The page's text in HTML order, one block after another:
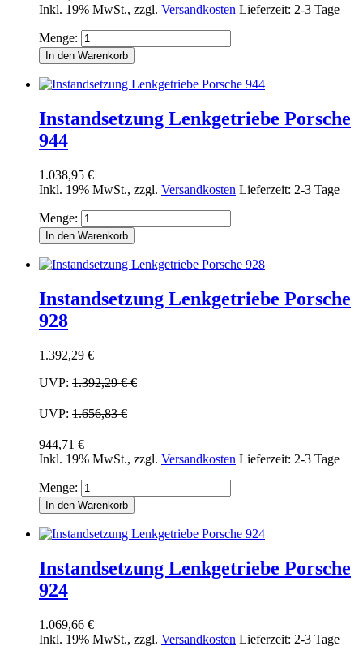
Inkl. 19% MwSt., zzgl. Versandkosten Lieferzeit: 2-3 Tage
Menge:
In den Warenkorb
Instandsetzung Lenkgetriebe Porsche
944
1.038,95 €
Inkl. 19% MwSt., zzgl. Versandkosten Lieferzeit: 2-3 Tage
Menge:
In den Warenkorb
Instandsetzung Lenkgetriebe Porsche
928
1.392,29 €
UVP: 1.392,29 €€
UVP: 1.656,83 €
944,71 €
Inkl. 19% MwSt., zzgl. Versandkosten Lieferzeit: 2-3 Tage
Menge:
In den Warenkorb
Instandsetzung Lenkgetriebe Porsche
924
1.069,66 €
Inkl. 19% MwSt., zzgl. Versandkosten Lieferzeit: 2-3 Tage